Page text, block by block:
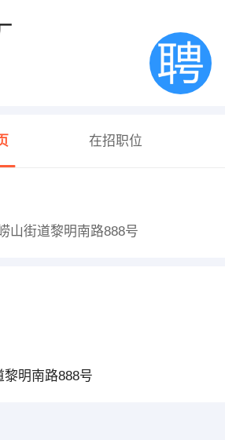
在招职位
山街道黎明南路888号
黎明南路888号